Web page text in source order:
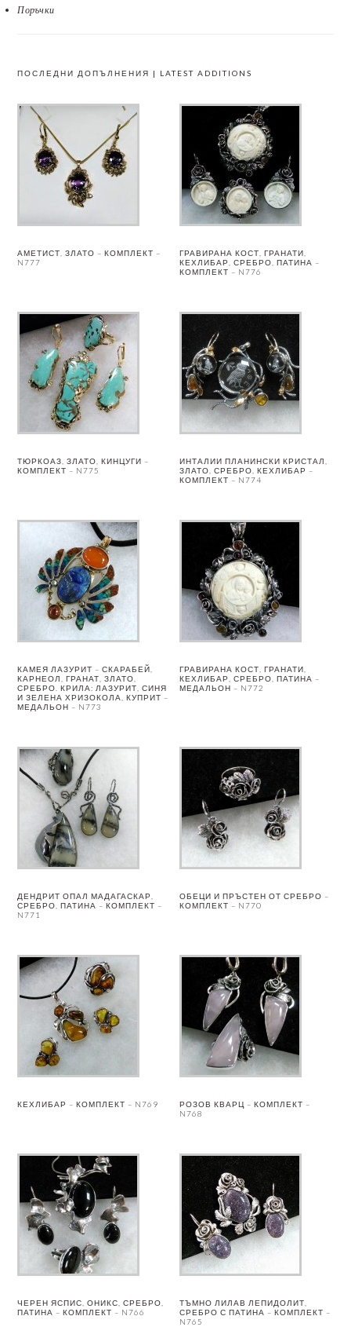
Поръчки
ПОСЛЕДНИ ДОПЪЛНЕНИЯ | LATEST ADDITIONS
АМЕТИСТ, ЗЛАТО – КОМПЛЕКТ –
N777
ГРАВИРАНА КОСТ, ГРАНАТИ,
КЕХЛИБАР, СРЕБРО, ПАТИНА –
КОМПЛЕКТ – N776
ТЮРКОАЗ, ЗЛАТО, КИНЦУГИ –
КОМПЛЕКТ – N775
ИНТАЛИИ ПЛАНИНСКИ КРИСТАЛ,
ЗЛАТО, СРЕБРО, КЕХЛИБАР –
КОМПЛЕКТ – N774
КАМЕЯ ЛАЗУРИТ – СКАРАБЕЙ,
КАРНЕОЛ, ГРАНАТ, ЗЛАТО,
СРЕБРО. КРИЛА: ЛАЗУРИТ, СИНЯ
И ЗЕЛЕНА ХРИЗОКОЛА, КУПРИТ –
МЕДАЛЬОН – N773
ГРАВИРАНА КОСТ, ГРАНАТИ,
КЕХЛИБАР, СРЕБРО, ПАТИНА –
МЕДАЛЬОН – N772
ДЕНДРИТ ОПАЛ МАДАГАСКАР,
СРЕБРО, ПАТИНА – КОМПЛЕКТ –
N771
ОБЕЦИ И ПРЪСТЕН ОТ СРЕБРО –
КОМПЛЕКТ – N770
КЕХЛИБАР – КОМПЛЕКТ – N769
РОЗОВ КВАРЦ – КОМПЛЕКТ –
N768
ЧЕРЕН ЯСПИС, ОНИКС, СРЕБРО,
ПАТИНА – КОМПЛЕКТ – N766
ТЪМНО ЛИЛАВ ЛЕПИДОЛИТ,
СРЕБРО С ПАТИНА – КОМПЛЕКТ –
N765